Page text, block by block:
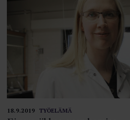
18.9.2019 TYÖELÄMÄ